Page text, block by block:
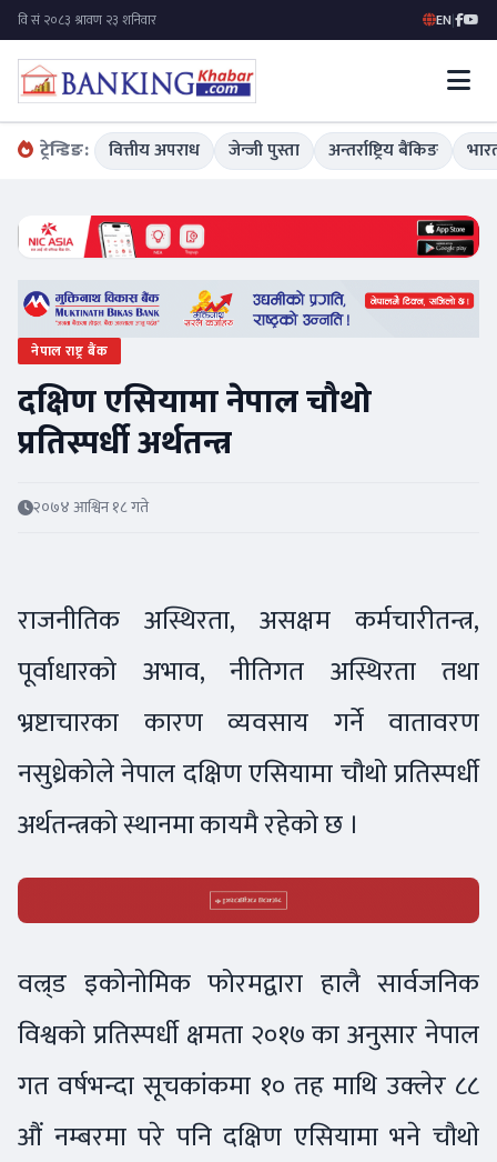
EN|
ट्रेन्डिङ: वित्तीय अपराध जेन्जी पुस्ता अन्तर्राष्ट्रिय बैंकिङ
नेपाल राष्ट्र बैंक
दक्षिण एसियामा नेपाल चौथो
प्रतिस्पर्धी अर्थतन्त्र
२०७४ आश्विन १८ गते
राजनीतिक अस्थिरता, असक्षम कर्मचारीतन्त्र,
पूर्वाधारको अभाव, नीतिगत अस्थिरता तथा
भ्रष्टाचारका कारण व्यवसाय गर्ने वातावरण
नसुध्रेकोले नेपाल दक्षिण एसियामा चौथो प्रतिस्पर्धी
अर्थतन्त्रको स्थानमा कायमै रहेको छ ।
वल्र्ड इकोनोमिक फोरमद्वारा हालै सार्वजनिक
विश्वको प्रतिस्पर्धी क्षमता २०१७ का अनुसार नेपाल
गत वर्षभन्दा सूचकांकमा १० तह माथि उक्लेर ८८
औं नम्बरमा परे पनि दक्षिण एसियामा भने चौथो